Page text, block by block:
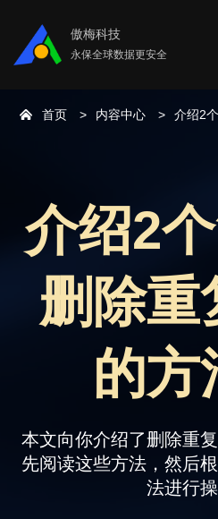
傲梅科技
永保全球数据更安全
首页
数据恢复
数据备份
首页 内容中心 介绍2
介绍2
删除重
的方
本文向你介绍了删除重
先阅读这些方法，然后
法进行操